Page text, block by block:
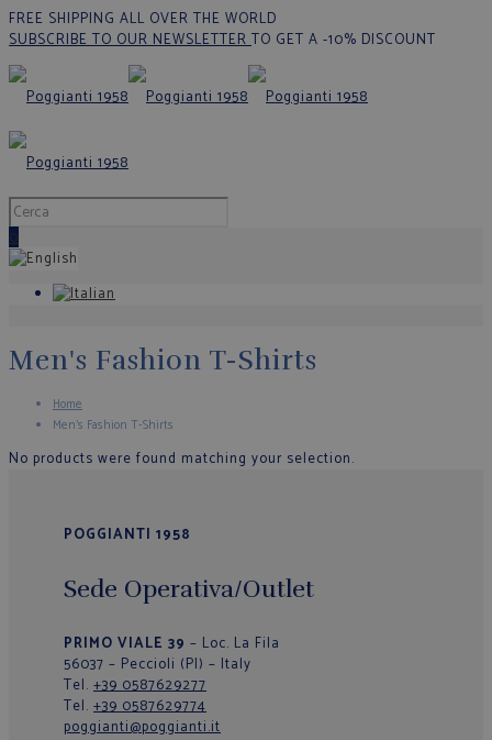
FREE SHIPPING ALL OVER THE WORLD
SUBSCRIBE TO OUR NEWSLETTERTO GET A -10% DISCOUNT
0
Men's Fashion T-Shirts
Home
Men's Fashion T-Shirts
No products were found matching your selection.
POGGIANTI 1958
Sede Operativa/Outlet
PRIMO VIALE 39 – Loc. La Fila
56037 – Peccioli (PI) – Italy
Tel. +39 0587629277
Tel. +39 0587629774
poggianti@poggianti.it